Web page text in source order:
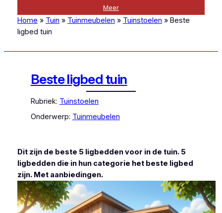
Meer
Home » Tuin » Tuinmeubelen » Tuinstoelen »Beste
ligbed tuin
Beste ligbed tuin
Rubriek: Tuinstoelen
Onderwerp: Tuinmeubelen
Dit zijn de beste 5 ligbedden voor in de tuin. 5
ligbedden die in hun categorie het beste ligbed
zijn. Met aanbiedingen.